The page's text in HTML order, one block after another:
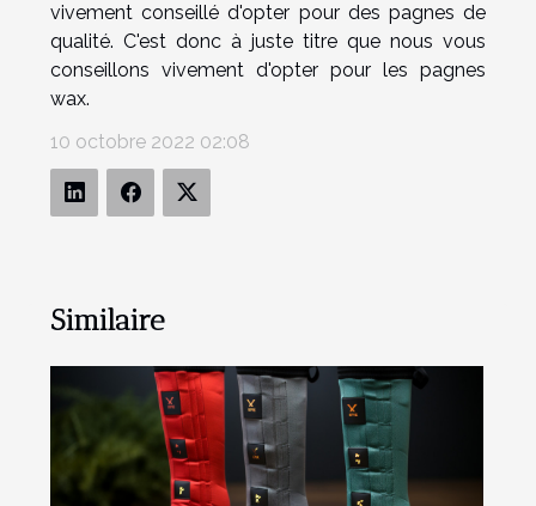
vivement conseillé d'opter pour des pagnes de
qualité. C'est donc à juste titre que nous vous
conseillons vivement d'opter pour les pagnes
wax.
10 octobre 2022 02:08
Similaire